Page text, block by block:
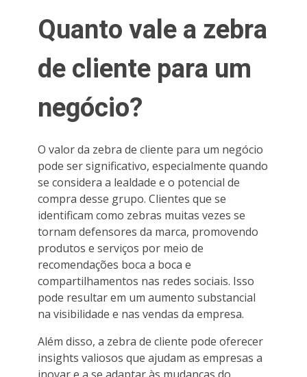
Quanto vale a zebra
de cliente para um
negócio?
O valor da zebra de cliente para um negócio
pode ser significativo, especialmente quando
se considera a lealdade e o potencial de
compra desse grupo. Clientes que se
identificam como zebras muitas vezes se
tornam defensores da marca, promovendo
produtos e serviços por meio de
recomendações boca a boca e
compartilhamentos nas redes sociais. Isso
pode resultar em um aumento substancial
na visibilidade e nas vendas da empresa.
Além disso, a zebra de cliente pode oferecer
insights valiosos que ajudam as empresas a